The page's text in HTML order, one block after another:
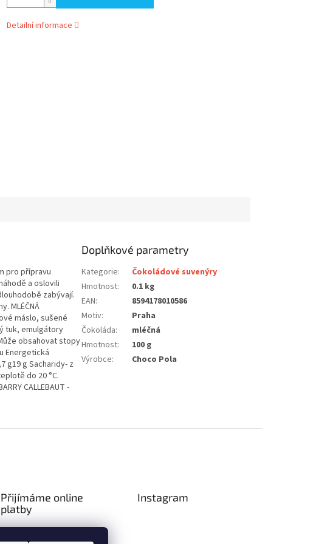
Detailní informace
pro přípravu
a oslovili
zabývají.
MLÉČNÁ
máslo, sušené
tuk, emulgátory
obsahovat stopy
Energetická
g19 g Sacharidy- z
do 20 °C.
CALLEBAUT -
Doplňkové parametry
Kategorie:
Čokoládové suvenýry
Hmotnost:
0.1 kg
EAN:
8594178010586
Motiv:
Praha
Čokoláda:
mléčná
Hmotnost:
100 g
Výrobce: Choco Pola
Přijímáme online
platby
Instagram